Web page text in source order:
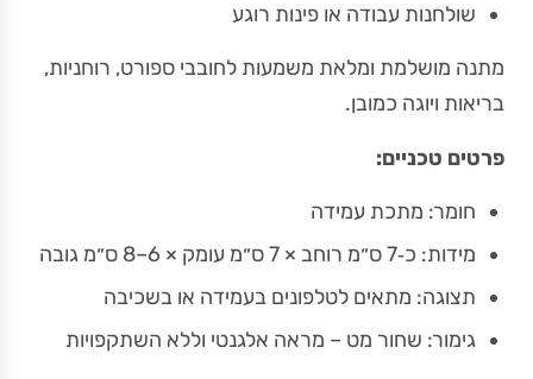
שולחנות עבודה או פינות רוגע
מתנה מושלמת ומלאת משמעות לחובבי ספורט, רוחניות,
בריאות ויוגה כמובן.
פרטים טכניים:
חומר: מתכת עמידה
מידות: כ‑7 ס״מ רוחב × 7 ס״מ עומק × 6–8 ס״מ גובה
תצוגה: מתאים לטלפונים בעמידה או בשכיבה
גימור: שחור מט – מראה אלגנטי וללא השתקפויות